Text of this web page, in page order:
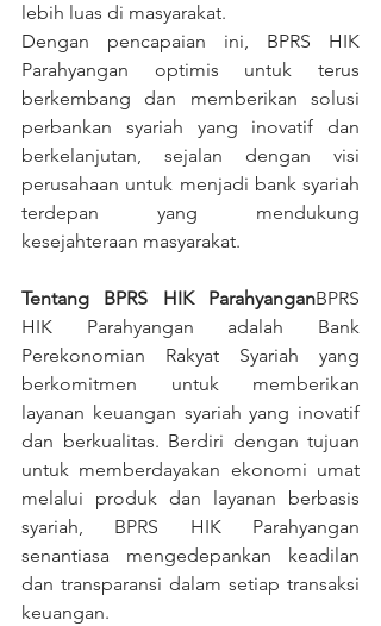
lebih luas di masyarakat.
Dengan pencapaian ini, BPRS HIK
Parahyangan optimis untuk terus
berkembang dan memberikan solusi
perbankan syariah yang inovatif dan
berkelanjutan, sejalan dengan visi
perusahaan untuk menjadi bank syariah
terdepan yang mendukung
kesejahteraan masyarakat.
Tentang BPRS HIK ParahyanganBPRS
HIK Parahyangan adalah Bank
Perekonomian Rakyat Syariah yang
berkomitmen untuk memberikan
layanan keuangan syariah yang inovatif
dan berkualitas. Berdiri dengan tujuan
untuk memberdayakan ekonomi umat
melalui produk dan layanan berbasis
syariah, BPRS HIK Parahyangan
senantiasa mengedepankan keadilan
dan transparansi dalam setiap transaksi
keuangan.